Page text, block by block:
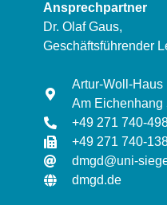
Ansprechpartner
Dr. Olaf Gaus,
Geschäftsführender
Artur-Woll-Haus
Am Eichenhang
+49 271 740-
+49 271 740-
dmgd@uni-
dmgd.de